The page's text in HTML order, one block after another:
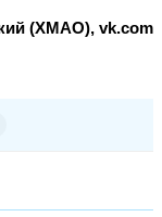
(ХМАО), vk.com